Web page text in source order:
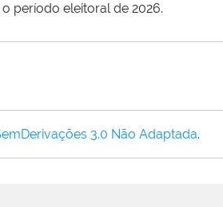
período eleitoral de 2026.
3.0 Não Adaptada.